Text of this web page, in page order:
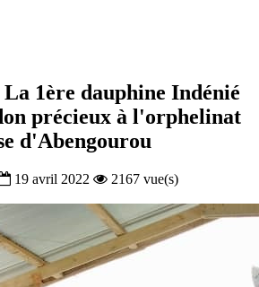
1ère dauphine Indénié
précieux à l'orphelinat
d'Abengourou
19 avril 2022 2167 vue(s)